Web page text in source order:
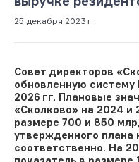
25 декабря 2023 г.
Совет директоров
обновленную систему
2026 гг. Плановые
«Сколково» на 2024 и
размере 700 и 850
утвержденного плана
соответственно. На